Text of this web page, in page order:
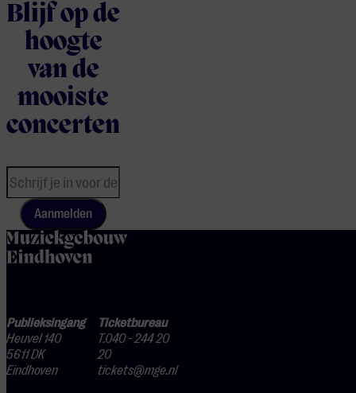
Blijf op de
hoogte
van de
mooiste
concerten
Aanmelden
Publieksingang
Heuvel 140
5611 DK
Eindhoven
Ticketbureau
T.040 - 244 20
20
tickets@mge.nl